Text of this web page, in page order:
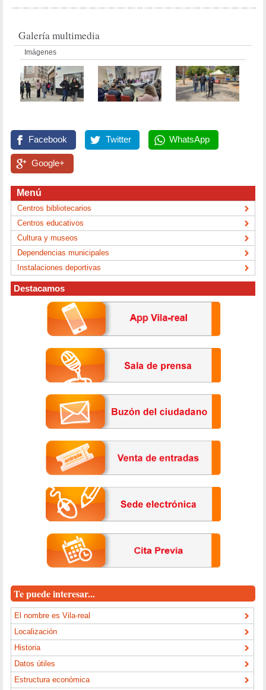
Galería multimedia
Imágenes
Facebook Twitter WhatsApp
Google+
Menú
Centros bibliotecarios
Centros educativos
Cultura y museos
Dependencias municipales
Instalaciones deportivas
Destacamos
Te puede interesar...
El nombre es Vila-real
Localización
Historia
Datos útiles
Estructura económica